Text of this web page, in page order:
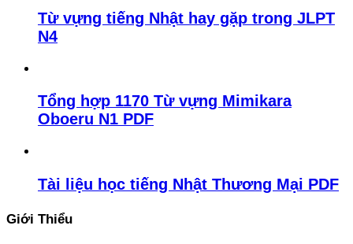
Từ vựng tiếng Nhật hay gặp trong JLPT
N4
Tổng hợp 1170 Từ vựng Mimikara
Oboeru N1 PDF
Tài liệu học tiếng Nhật Thương Mại PDF
Giới Thiểu